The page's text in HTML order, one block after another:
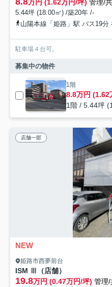
万円 (1.62万円/坪) 管理/
5.44坪 (18.00㎡) /築20年 /-
山陽本線「姫路」駅 バス19
駐車場４台可。
募集中の物件
1階
8.8万円 (1.62
1階 / 5.44坪
店舗一部
NEW
姫路市西夢前台
ISM Ⅲ（店舗）
19.8万円 (0.47万円/坪) 管理/